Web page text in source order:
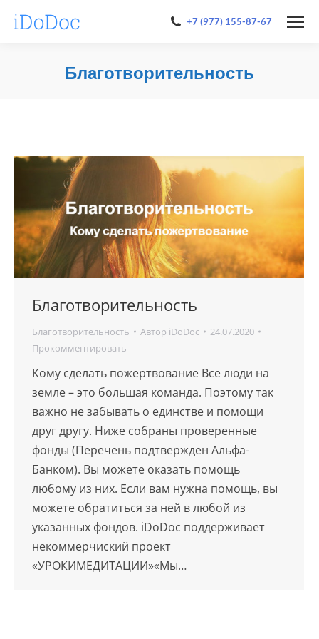
+7 (977) 155-87-67
Благотворительность
Благотворительность
Благотворительность Автор iDoDoc
24.07.2020
Прокомментировать
Кому сделать пожертвование Все люди на
земле – это большая команда. Поэтому так
важно не забывать о единстве и помощи
друг другу. Ниже собраны проверенные
фонды (Перечень подтвержден Альфа-
Банком). Вы можете оказать помощь
любому из них. Если вам нужна помощь, вы
можете обратиться за ней в любой из
указанных фондов. iDoDoc поддерживает
некоммерчиский проект
«УРОКИМЕДИТАЦИИ»«Мы…